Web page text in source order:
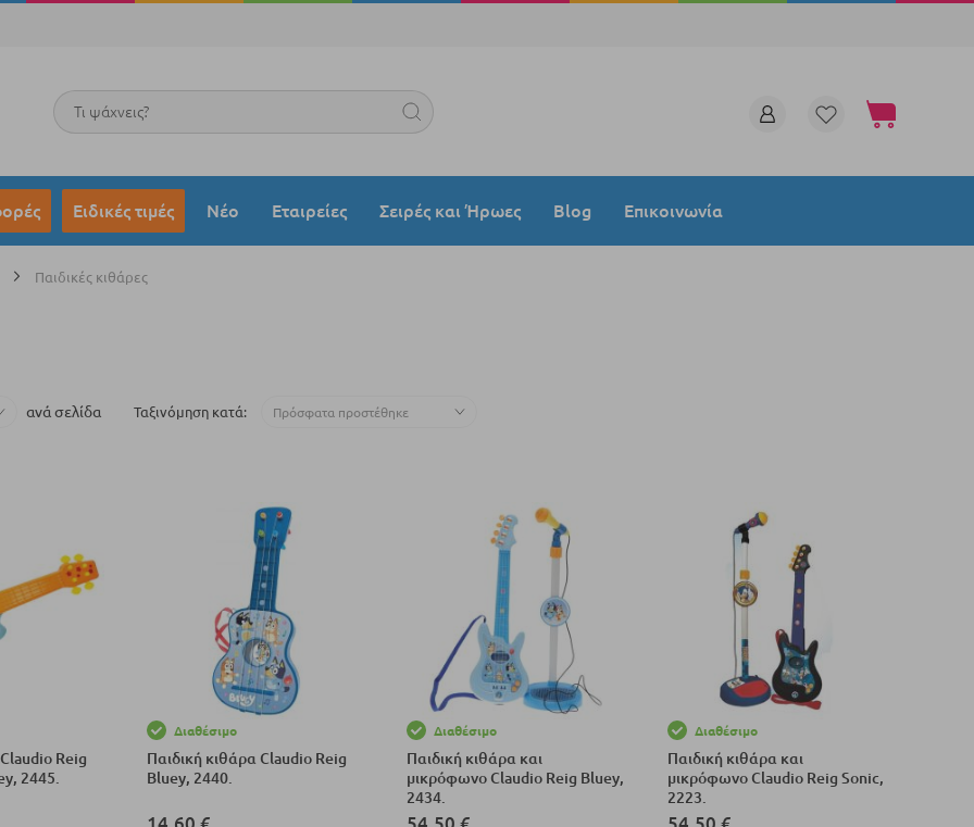
Το καλάθι μου
Search
Ειδικές τιμές Νέο Εταιρείες Σειρές και Ήρωες Blog Επικοινωνία
Παιδικές κιθάρες
ανά σελίδα Ταξινόμηση κατά
Reig
2445.
Διαθέσιμο
Παιδική κιθάρα Claudio Reig
Bluey, 2440.
Διαθέσιμο
Παιδική κιθάρα και
μικρόφωνο Claudio Reig Bluey,
2434.
Διαθέσιμο
Παιδική κιθάρα και
μικρόφωνο Claudio Reig Sonic,
2223.